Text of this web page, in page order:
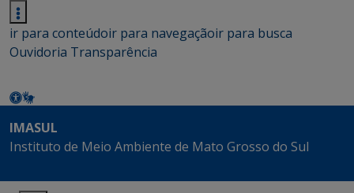
ir para conteúdoir para navegaçãoir para busca
Ouvidoria Transparência
IMASUL
Instituto de Meio Ambiente de Mato Grosso do Sul